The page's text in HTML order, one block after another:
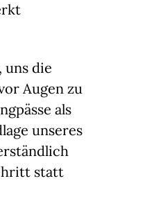
uns die
Augen zu
als
unseres
statt